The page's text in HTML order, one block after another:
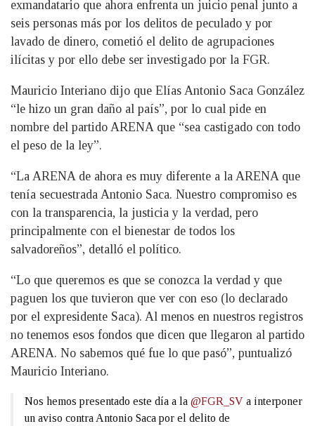
exmandatario que ahora enfrenta un juicio penal junto a
seis personas más por los delitos de peculado y por
lavado de dinero, cometió el delito de agrupaciones
ilícitas y por ello debe ser investigado por la FGR.
Mauricio Interiano dijo que Elías Antonio Saca González
“le hizo un gran daño al país”, por lo cual pide en
nombre del partido ARENA que “sea castigado con todo
el peso de la ley”.
“La ARENA de ahora es muy diferente a la ARENA que
tenía secuestrada Antonio Saca. Nuestro compromiso es
con la transparencia, la justicia y la verdad, pero
principalmente con el bienestar de todos los
salvadoreños”, detalló el político.
“Lo que queremos es que se conozca la verdad y que
paguen los que tuvieron que ver con eso (lo declarado
por el expresidente Saca). Al menos en nuestros registros
no tenemos esos fondos que dicen que llegaron al partido
ARENA. No sabemos qué fue lo que pasó”, puntualizó
Mauricio Interiano.
Nos hemos presentado este día a la @FGR_SV a interponer
un aviso contra Antonio Saca por el delito de